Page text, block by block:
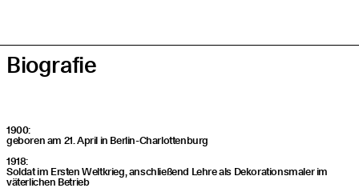
Bio­gra­fie
1900:
gebo­ren am 21. April in Berlin-Charlottenburg
1918:
Sol­dat im Ers­ten Welt­krieg, anschlie­ßend Leh­re als Deko­ra­ti­ons­ma­ler im
väter­li­chen Betrieb